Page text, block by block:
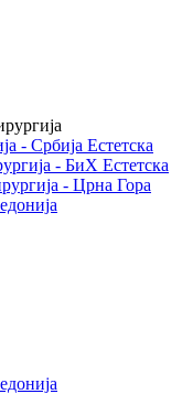
- Србија Естетска
- БиХ Естетска
- Црна Гора